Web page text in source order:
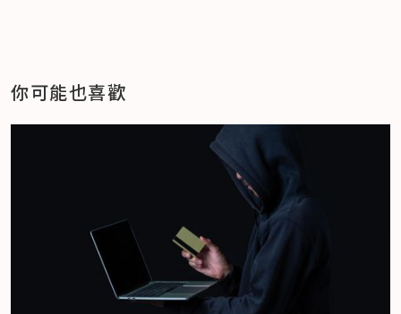
你可能也喜歡